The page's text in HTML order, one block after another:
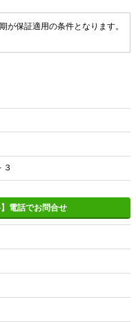
が保証適用の条件となります。
３
】電話でお問合せ